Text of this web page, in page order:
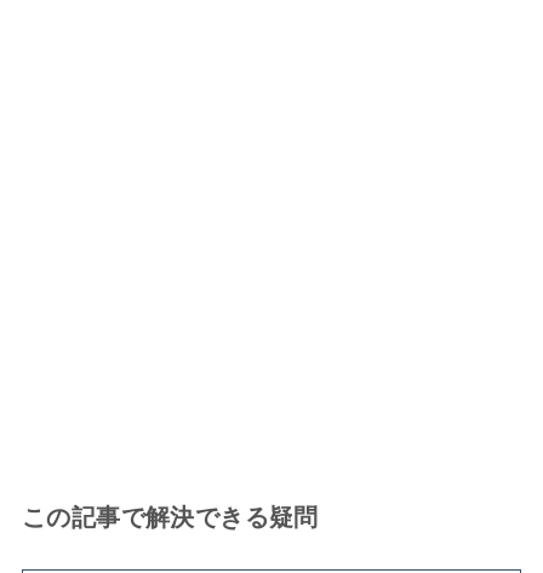
この記事で解決できる疑問